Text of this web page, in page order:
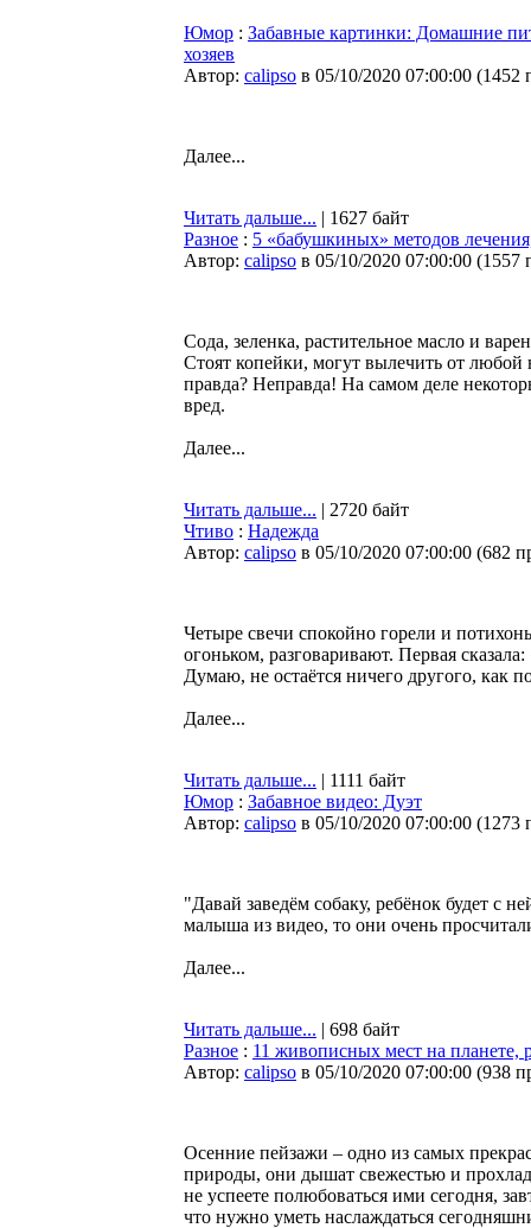
Юмор : Забавные картинки: Домашние
хозяев
Автор: calipso в 05/10/2020 07:00:00 (1452
Далее...
Читать дальше... | 1627 байт
Разное : 5 «бабушкиных» методов
Автор: calipso в 05/10/2020 07:00:00 (1557
Сода, зеленка, растительное масло и
Стоят копейки, могут вылечить от любой
правда? Неправда! На самом деле
вред.
Далее...
Читать дальше... | 2720 байт
Чтиво : Надежда
Автор: calipso в 05/10/2020 07:00:00 (682
Четыре свечи спокойно горели и
огоньком, разговаривают. Первая
Думаю, не остаётся ничего другого, как
Далее...
Читать дальше... | 1111 байт
Юмор : Забавное видео: Дуэт
Автор: calipso в 05/10/2020 07:00:00 (1273
"Давай заведём собаку, ребёнок будет с
малыша из видео, то они очень
Далее...
Читать дальше... | 698 байт
Разное : 11 живописных мест на планете,
Автор: calipso в 05/10/2020 07:00:00 (938
Осенние пейзажи – одно из самых
природы, они дышат свежестью и
не успеете полюбоваться ими сегодня,
что нужно уметь наслаждаться